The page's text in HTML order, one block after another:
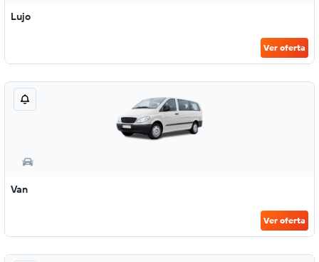
Lujo
Ver oferta
Van
Ver oferta